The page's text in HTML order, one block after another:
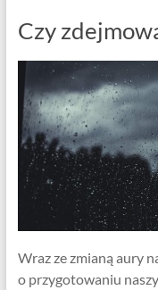
Czy
Wraz ze zmianą aury
o przygotowaniu